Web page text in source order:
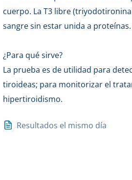
cuerpo. La T3 libre
sangre sin estar unida a proteínas.
¿Para qué sirve?
La prueba es de utilidad para
tiroideas; para monitorizar el
hipertiroidismo.
Resultados el mismo día